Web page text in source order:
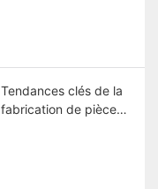
Tendances clés de la
fabrication de pièces